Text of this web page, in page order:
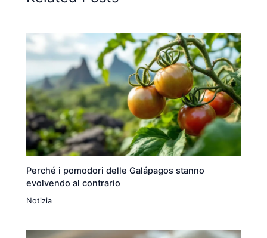
Perché i pomodori delle Galápagos stanno
evolvendo al contrario
Notizia